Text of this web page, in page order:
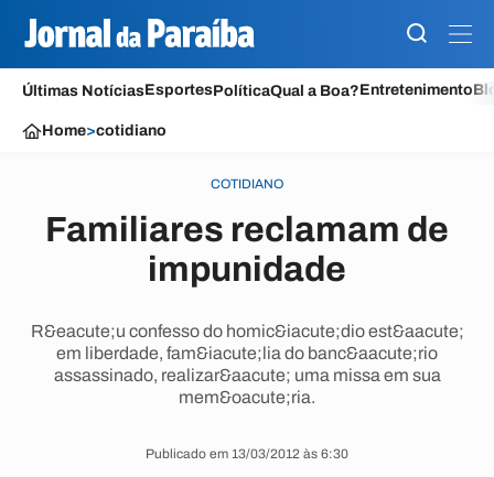
Últimas NotíciasEsportesPolíticaQual a Boa?Entretenimento
Home>cotidiano
COTIDIANO
Familiares reclamam de
impunidade
R&eacute;u confesso do homic&iacute;dio est&aacute;
em liberdade, fam&iacute;lia do banc&aacute;rio
assassinado, realizar&aacute; uma missa em sua
mem&oacute;ria.
Publicado em 13/03/2012 às 6:30